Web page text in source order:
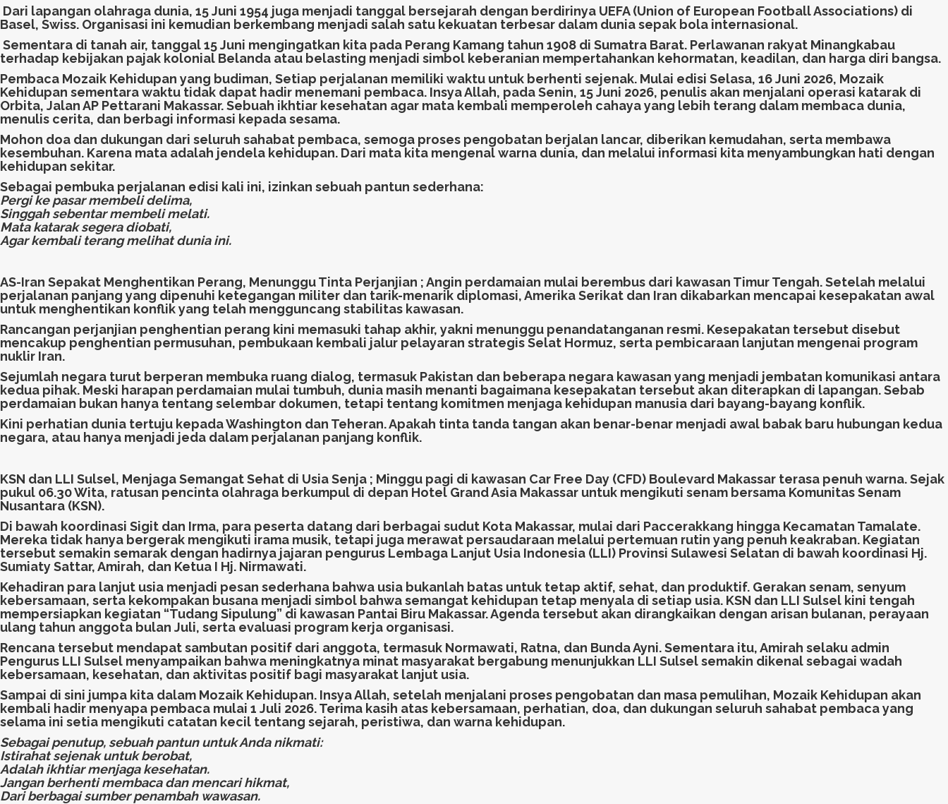
Dari lapangan olahraga dunia, 15 Juni 1954 juga menjadi tanggal bersejarah dengan berdirinya UEFA (Union of European Football Associations) di
Basel, Swiss. Organisasi ini kemudian berkembang menjadi salah satu kekuatan terbesar dalam dunia sepak bola internasional.
Sementara di tanah air, tanggal 15 Juni mengingatkan kita pada Perang Kamang tahun 1908 di Sumatra Barat. Perlawanan rakyat Minangkabau
terhadap kebijakan pajak kolonial Belanda atau belasting menjadi simbol keberanian mempertahankan kehormatan, keadilan, dan harga diri bangsa.
Pembaca Mozaik Kehidupan yang budiman, Setiap perjalanan memiliki waktu untuk berhenti sejenak. Mulai edisi Selasa, 16 Juni 2026, Mozaik
Kehidupan sementara waktu tidak dapat hadir menemani pembaca. Insya Allah, pada Senin, 15 Juni 2026, penulis akan menjalani operasi katarak di
Orbita, Jalan AP Pettarani Makassar. Sebuah ikhtiar kesehatan agar mata kembali memperoleh cahaya yang lebih terang dalam membaca dunia,
menulis cerita, dan berbagi informasi kepada sesama.
Mohon doa dan dukungan dari seluruh sahabat pembaca, semoga proses pengobatan berjalan lancar, diberikan kemudahan, serta membawa
kesembuhan. Karena mata adalah jendela kehidupan. Dari mata kita mengenal warna dunia, dan melalui informasi kita menyambungkan hati dengan
kehidupan sekitar.
Sebagai pembuka perjalanan edisi kali ini, izinkan sebuah pantun sederhana:
Pergi ke pasar membeli delima,
Singgah sebentar membeli melati.
Mata katarak segera diobati,
Agar kembali terang melihat dunia ini.
AS-Iran Sepakat Menghentikan Perang, Menunggu Tinta Perjanjian ; Angin perdamaian mulai berembus dari kawasan Timur Tengah. Setelah melalui
perjalanan panjang yang dipenuhi ketegangan militer dan tarik-menarik diplomasi, Amerika Serikat dan Iran dikabarkan mencapai kesepakatan awal
untuk menghentikan konflik yang telah mengguncang stabilitas kawasan.
Rancangan perjanjian penghentian perang kini memasuki tahap akhir, yakni menunggu penandatanganan resmi. Kesepakatan tersebut disebut
mencakup penghentian permusuhan, pembukaan kembali jalur pelayaran strategis Selat Hormuz, serta pembicaraan lanjutan mengenai program
nuklir Iran.
Sejumlah negara turut berperan membuka ruang dialog, termasuk Pakistan dan beberapa negara kawasan yang menjadi jembatan komunikasi antara
kedua pihak. Meski harapan perdamaian mulai tumbuh, dunia masih menanti bagaimana kesepakatan tersebut akan diterapkan di lapangan. Sebab
perdamaian bukan hanya tentang selembar dokumen, tetapi tentang komitmen menjaga kehidupan manusia dari bayang-bayang konflik.
Kini perhatian dunia tertuju kepada Washington dan Teheran. Apakah tinta tanda tangan akan benar-benar menjadi awal babak baru hubungan kedua
negara, atau hanya menjadi jeda dalam perjalanan panjang konflik.
KSN dan LLI Sulsel, Menjaga Semangat Sehat di Usia Senja ; Minggu pagi di kawasan Car Free Day (CFD) Boulevard Makassar terasa penuh warna. Sejak
pukul 06.30 Wita, ratusan pencinta olahraga berkumpul di depan Hotel Grand Asia Makassar untuk mengikuti senam bersama Komunitas Senam
Nusantara (KSN).
Di bawah koordinasi Sigit dan Irma, para peserta datang dari berbagai sudut Kota Makassar, mulai dari Paccerakkang hingga Kecamatan Tamalate.
Mereka tidak hanya bergerak mengikuti irama musik, tetapi juga merawat persaudaraan melalui pertemuan rutin yang penuh keakraban. Kegiatan
tersebut semakin semarak dengan hadirnya jajaran pengurus Lembaga Lanjut Usia Indonesia (LLI) Provinsi Sulawesi Selatan di bawah koordinasi Hj.
Sumiaty Sattar, Amirah, dan Ketua I Hj. Nirmawati.
Kehadiran para lanjut usia menjadi pesan sederhana bahwa usia bukanlah batas untuk tetap aktif, sehat, dan produktif. Gerakan senam, senyum
kebersamaan, serta kekompakan busana menjadi simbol bahwa semangat kehidupan tetap menyala di setiap usia. KSN dan LLI Sulsel kini tengah
mempersiapkan kegiatan “Tudang Sipulung” di kawasan Pantai Biru Makassar. Agenda tersebut akan dirangkaikan dengan arisan bulanan, perayaan
ulang tahun anggota bulan Juli, serta evaluasi program kerja organisasi.
Rencana tersebut mendapat sambutan positif dari anggota, termasuk Normawati, Ratna, dan Bunda Ayni. Sementara itu, Amirah selaku admin
Pengurus LLI Sulsel menyampaikan bahwa meningkatnya minat masyarakat bergabung menunjukkan LLI Sulsel semakin dikenal sebagai wadah
kebersamaan, kesehatan, dan aktivitas positif bagi masyarakat lanjut usia.
Sampai di sini jumpa kita dalam Mozaik Kehidupan. Insya Allah, setelah menjalani proses pengobatan dan masa pemulihan, Mozaik Kehidupan akan
kembali hadir menyapa pembaca mulai 1 Juli 2026. Terima kasih atas kebersamaan, perhatian, doa, dan dukungan seluruh sahabat pembaca yang
selama ini setia mengikuti catatan kecil tentang sejarah, peristiwa, dan warna kehidupan.
Sebagai penutup, sebuah pantun untuk Anda nikmati:
Istirahat sejenak untuk berobat,
Adalah ikhtiar menjaga kesehatan.
Jangan berhenti membaca dan mencari hikmat,
Dari berbagai sumber penambah wawasan.